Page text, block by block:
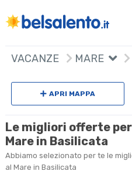
VACANZE MARE
APRI MAPPA
Le migliori offerte
Mare in Basilicata
Abbiamo selezionato per te le
al Mare in Basilicata
+